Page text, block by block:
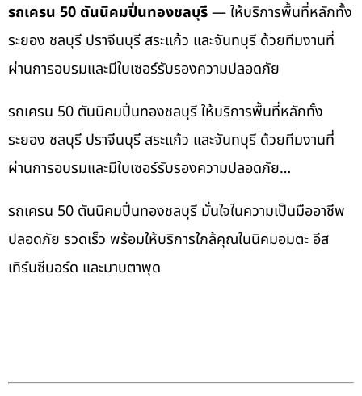
รถเครน 50 ตันนิคมปิ่นทองชลบุรี— ให้บริการพื้นที่หลักทั้ง
ระยอง ชลบุรี ปราจีนบุรี สระแก้ว และจันทบุรี ด้วยทีมงานที่
ผ่านการอบรมและมีใบเซอร์รับรองความปลอดภัย
รถเครน 50 ตันนิคมปิ่นทองชลบุรี ให้บริการพื้นที่หลักทั้ง
ระยอง ชลบุรี ปราจีนบุรี สระแก้ว และจันทบุรี ด้วยทีมงานที่
ผ่านการอบรมและมีใบเซอร์รับรองความปลอดภัย…
รถเครน 50 ตันนิคมปิ่นทองชลบุรี มั่นใจในความเป็นมืออาชีพ
ปลอดภัย รวดเร็ว พร้อมให้บริการใกล้คุณในนิคมอมตะ อีส
เทิร์นซีบอร์ด และมาบตาพุด